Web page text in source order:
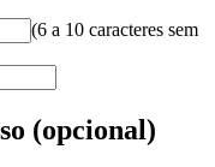
(6 a 10 caracteres sem
(opcional)